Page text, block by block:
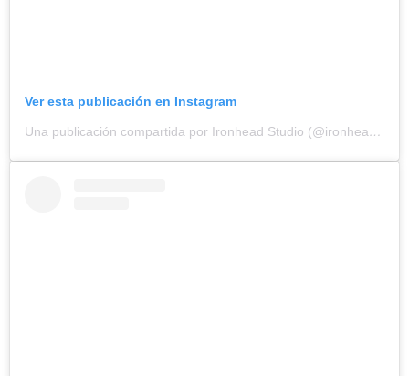
Ver esta publicación en Instagram
Una publicación compartida por Ironhead Studio (@ironhead_studio)